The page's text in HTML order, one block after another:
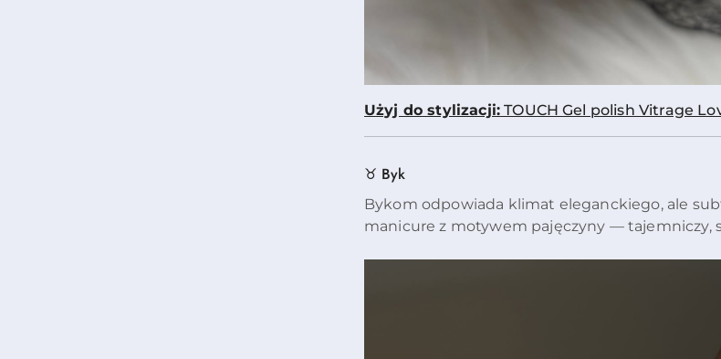
Użyj do stylizacji: TOUCH Gel polish Vitrage
♉ Byk
Bykom odpowiada klimat eleganckiego, ale
manicure z motywem pajęczyny — tajemniczy,